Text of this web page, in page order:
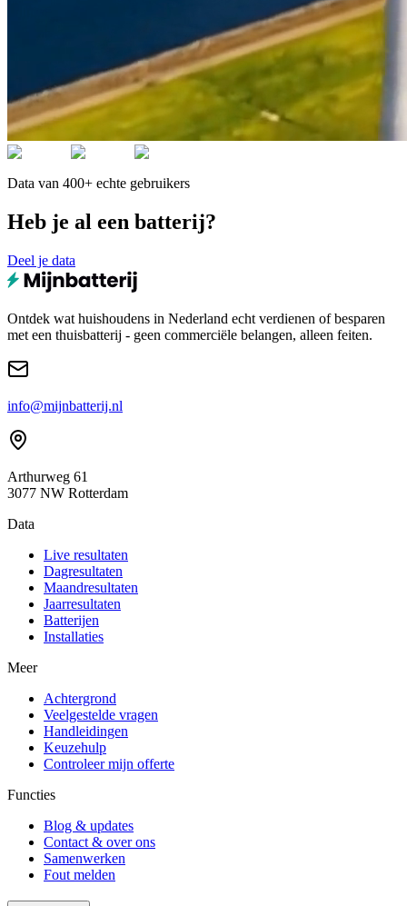
Data van 400+ echte gebruikers
Heb je al een batterij?
Deel je data
Ontdek wat huishoudens in Nederland echt verdienen of besparen
met een thuisbatterij - geen commerciële belangen, alleen feiten.
info@mijnbatterij.nl
Arthurweg 61
3077 NW Rotterdam
Data
Live resultaten
Dagresultaten
Maandresultaten
Jaarresultaten
Batterijen
Installaties
Meer
Achtergrond
Veelgestelde vragen
Handleidingen
Keuzehulp
Controleer mijn offerte
Functies
Blog & updates
Contact & over ons
Samenwerken
Fout melden